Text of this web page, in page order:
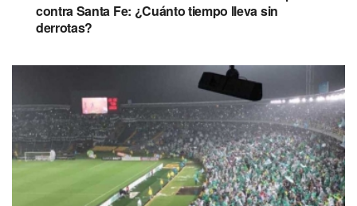
contra Santa Fe: ¿Cuánto tiempo lleva sin
derrotas?